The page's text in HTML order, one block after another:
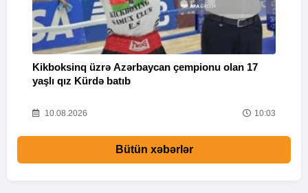
Kikboksinq üzrə Azərbaycan çempionu olan 17
yaşlı qız Kürdə batıb
10.08.2026 10:03
Bütün xəbərlər